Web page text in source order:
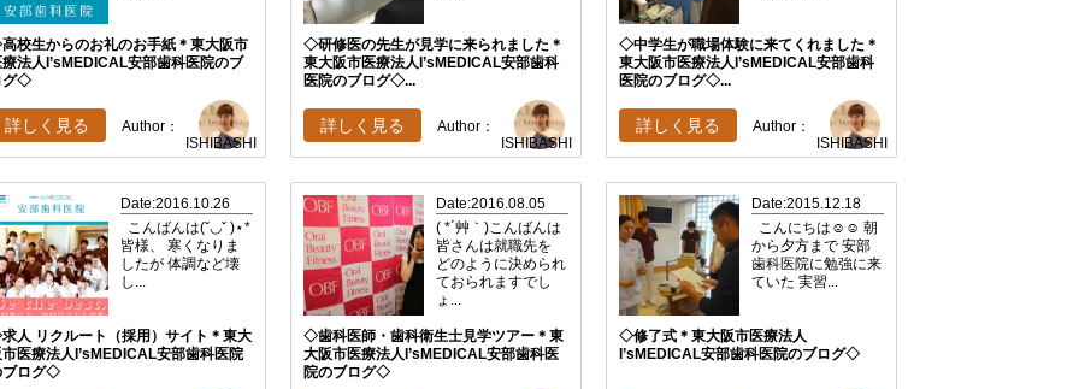
校生からのお礼のお手紙＊東大阪市
法人I’sMEDICAL安部歯科医院のブ
グ◇
Author：
ISHIBASHI
詳しく見る
◇研修医の先生が見学に来られました＊
東大阪市医療法人I’sMEDICAL安部歯科
医院のブログ◇...
Author：
ISHIBASHI
詳しく見る
◇中学生が職場体験に来てくれました＊
東大阪市医療法人I’sMEDICAL安部歯科
医院のブログ◇...
Author：
ISHIBASHI
詳しく見る
Date:2016.10.26
こんばんは(ˇ◡ˇ )⋆*
皆様、 寒くなりま
したが 体調など壊
し...
人 リクルート（採用）サイト＊東大
医療法人I’sMEDICAL安部歯科医院
ブログ◇
Date:2016.08.05
( *´艸｀)こんばんは
皆さんは就職先を
どのように決められ
ておられますでし
ょ...
◇歯科医師・歯科衛生士見学ツアー＊東
大阪市医療法人I’sMEDICAL安部歯科医
院のブログ◇
Date:2015.12.18
こんにちは☺☺ 朝
から夕方まで 安部
歯科医院に勉強に来
ていた 実習...
◇修了式＊東大阪市医療法人
I’sMEDICAL安部歯科医院のブログ◇